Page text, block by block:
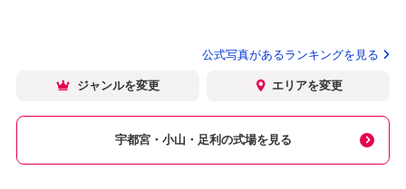
公式写真があるランキングを見る
ジャンルを変更 エリアを変更
宇都宮・小山・足利の式場を見る